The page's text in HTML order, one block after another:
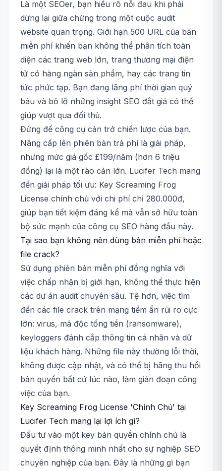
Là một SEOer, bạn hiểu rõ nỗi đau khi phải
dừng lại giữa chừng trong một cuộc audit
website quan trọng. Giới hạn 500 URL của bản
miễn phí khiến bạn không thể phân tích toàn
diện các trang web lớn, trang thương mại điện
tử có hàng ngàn sản phẩm, hay các trang tin
tức phức tạp. Bạn đang lãng phí thời gian quý
báu và bỏ lỡ những insight SEO đắt giá có thể
giúp vượt qua đối thủ.
Đừng để công cụ cản trở chiến lược của bạn.
Nâng cấp lên phiên bản trả phí là giải pháp,
nhưng mức giá gốc £199/năm (hơn 6 triệu
đồng) lại là một rào cản lớn. Lucifer Tech mang
đến giải pháp tối ưu: Key Screaming Frog
License chính chủ với chi phí chỉ 280.000đ,
giúp bạn tiết kiệm đáng kể mà vẫn sở hữu toàn
bộ sức mạnh của công cụ SEO hàng đầu này.
Tại sao bạn không nên dùng bản miễn phí hoặc
file crack?
Sử dụng phiên bản miễn phí đồng nghĩa với
việc chấp nhận bị giới hạn, không thể thực hiện
các dự án audit chuyên sâu. Tệ hơn, việc tìm
đến các file crack trên mạng tiềm ẩn rủi ro cực
lớn: virus, mã độc tống tiền (ransomware),
keyloggers đánh cắp thông tin cá nhân và dữ
liệu khách hàng. Những file này thường lỗi thời,
không được cập nhật, và có thể bị hãng thu hồi
bản quyền bất cứ lúc nào, làm gián đoạn công
việc của bạn.
Key Screaming Frog License 'Chính Chủ' tại
Lucifer Tech mang lại lợi ích gì?
Đầu tư vào một key bản quyền chính chủ là
quyết định thông minh nhất cho sự nghiệp SEO
chuyên nghiệp của bạn. Đây là những gì bạn